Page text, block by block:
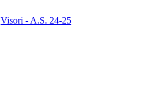
Visori - A.S. 24-25